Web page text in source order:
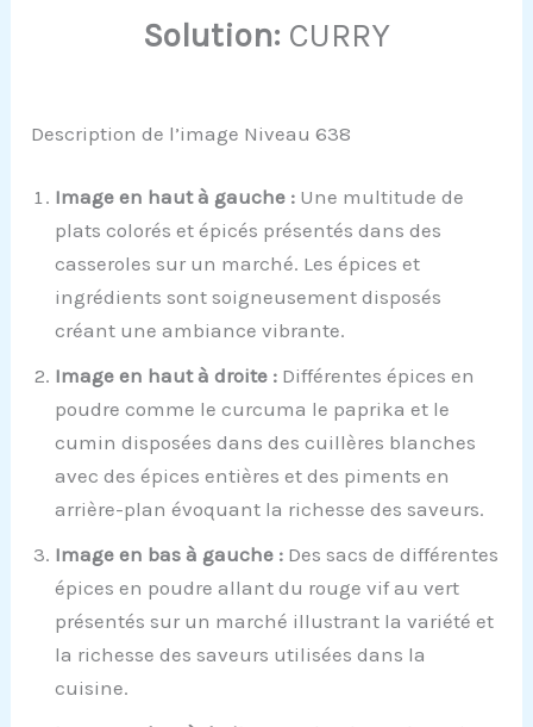
Solution: CURRY
Description de l’image Niveau 638
Image en haut à gauche : Une multitude de
plats colorés et épicés présentés dans des
casseroles sur un marché. Les épices et
ingrédients sont soigneusement disposés
créant une ambiance vibrante.
Image en haut à droite : Différentes épices en
poudre comme le curcuma le paprika et le
cumin disposées dans des cuillères blanches
avec des épices entières et des piments en
arrière-plan évoquant la richesse des saveurs.
Image en bas à gauche : Des sacs de différentes
épices en poudre allant du rouge vif au vert
présentés sur un marché illustrant la variété et
la richesse des saveurs utilisées dans la
cuisine.